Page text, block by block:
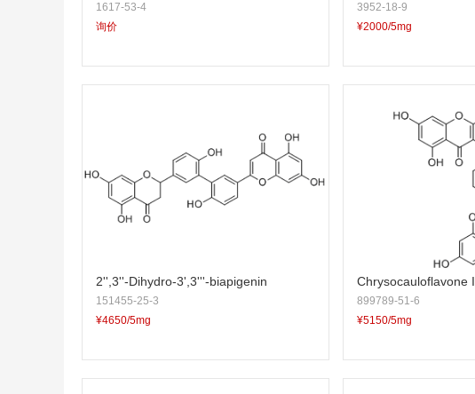
1617-53-4
询价
3952-18-9
¥2000/5mg
2'',3''-Dihydro-3',3'''-biapigenin
151455-25-3
¥4650/5mg
Chrysocauloflavone I
899789-51-6
¥5150/5mg